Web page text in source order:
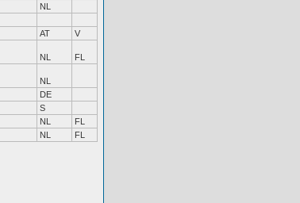
NL
AT V
NL FL
NL
DE
S
NL
FL
NL FL